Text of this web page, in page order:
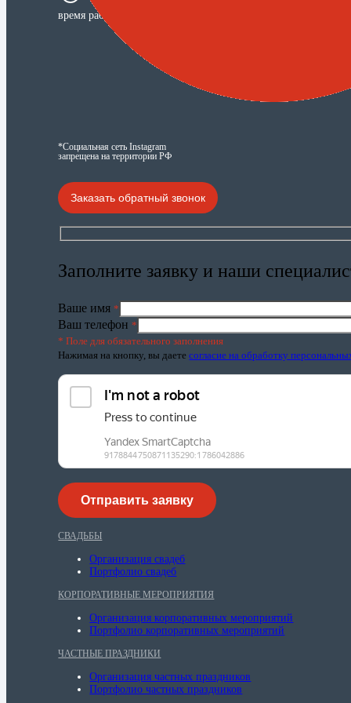
время работы: 24/7
*Социальная сеть Instagram
запрещена на территории РФ
Заказать обратный звонок
Заполните заявку и наши
Ваше имя*
Ваш телефон*
* Поле для обязательного заполнения
Нажимая на кнопку, вы даетесогласие на обработку
СВАДЬБЫ
Организация свадеб
Портфолио свадеб
КОРПОРАТИВНЫЕ МЕРОПРИЯТИЯ
Организация корпоративных мероприятий
Портфолио корпоративных мероприятий
ЧАСТНЫЕ ПРАЗДНИКИ
Организация частных праздников
Портфолио частных праздников